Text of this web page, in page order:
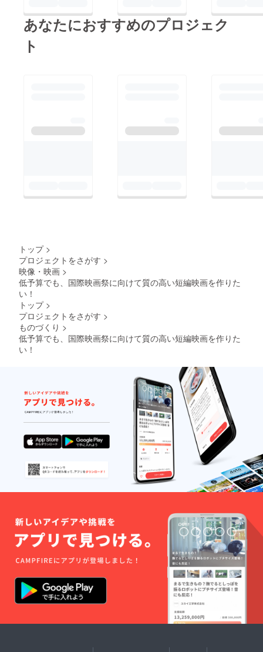
あなたにおすすめのプロジェク
ト
トップ >
プロジェクトをさがす >
映像・映画 >
低予算でも、国際映画祭に向けて質の高い短編映画を作りた
い！
トップ >
プロジェクトをさがす >
ものづくり >
低予算でも、国際映画祭に向けて質の高い短編映画を作りた
い！